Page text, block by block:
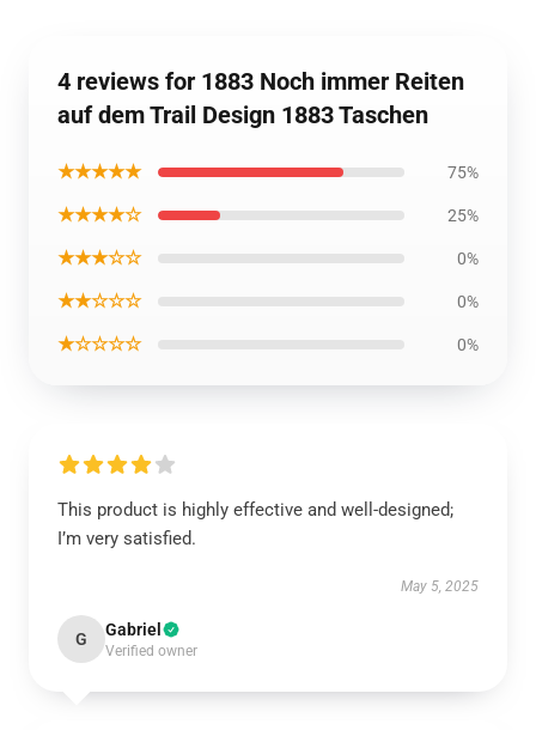
4 reviews for 1883 Noch immer Reiten
auf dem Trail Design 1883 Taschen
★★★★★ 75%
★★★★☆ 25%
★★★☆☆ 0%
★★☆☆☆ 0%
★☆☆☆☆ 0%
This product is highly effective and well-designed;
I’m very satisfied.
May 5, 2025
G Gabriel
Verified owner